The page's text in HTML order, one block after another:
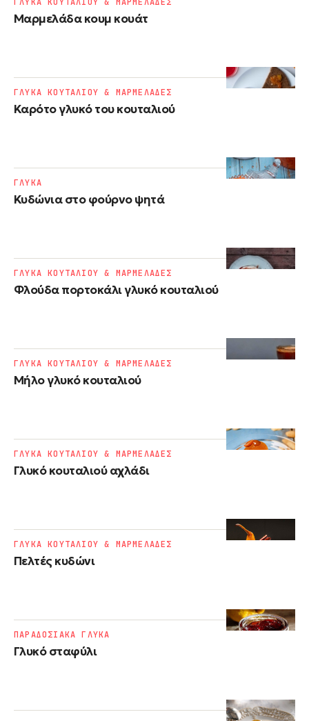
Μαρμελάδα κουμ κουάτ
Καρότο γλυκό του κουταλιού
ΓΛΥΚΑ ΚΟΥΤΑΛΙΟΥ & ΜΑΡΜΕΛΑΔΕΣ
Κυδώνια στο φούρνο ψητά
ΓΛΥΚΑ
Φλούδα πορτοκάλι γλυκό κουταλιού
ΓΛΥΚΑ ΚΟΥΤΑΛΙΟΥ & ΜΑΡΜΕΛΑΔΕΣ
Μήλο γλυκό κουταλιού
ΓΛΥΚΑ ΚΟΥΤΑΛΙΟΥ & ΜΑΡΜΕΛΑΔΕΣ
Γλυκό κουταλιού αχλάδι
ΓΛΥΚΑ ΚΟΥΤΑΛΙΟΥ & ΜΑΡΜΕΛΑΔΕΣ
Πελτές κυδώνι
ΓΛΥΚΑ ΚΟΥΤΑΛΙΟΥ & ΜΑΡΜΕΛΑΔΕΣ
Γλυκό σταφύλι
ΠΑΡΑΔΟΣΙΑΚΑ ΓΛΥΚΑ